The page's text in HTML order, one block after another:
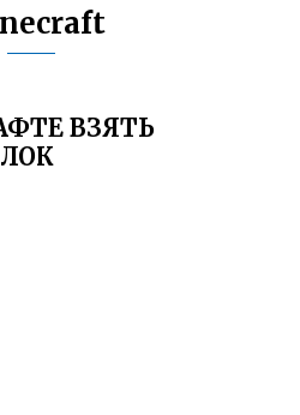
ВЗЯТЬ